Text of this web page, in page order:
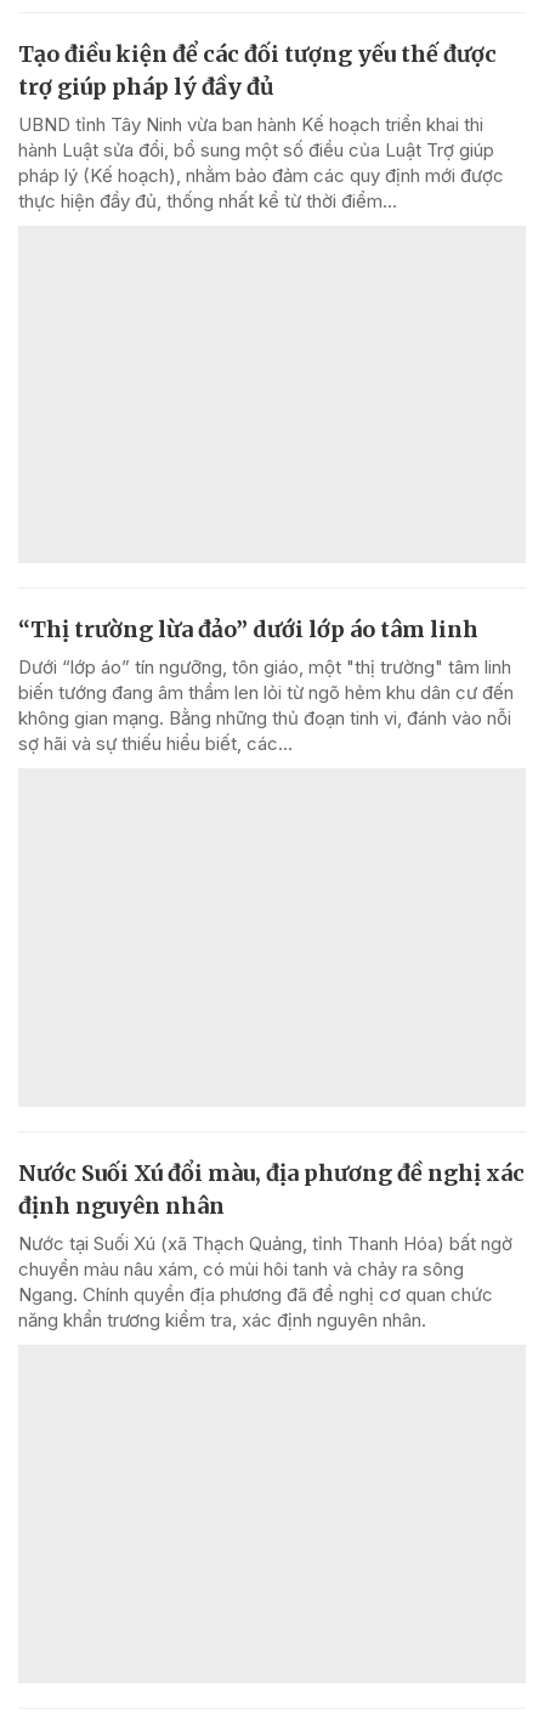
Tạo điều kiện để các đối tượng yếu thế được
trợ giúp pháp lý đầy đủ
UBND tỉnh Tây Ninh vừa ban hành Kế hoạch triển khai thi
hành Luật sửa đổi, bổ sung một số điều của Luật Trợ giúp
pháp lý (Kế hoạch), nhằm bảo đảm các quy định mới được
thực hiện đầy đủ, thống nhất kể từ thời điểm...
“Thị trường lừa đảo” dưới lớp áo tâm linh
Dưới “lớp áo” tín ngưỡng, tôn giáo, một "thị trường" tâm linh
biến tướng đang âm thầm len lỏi từ ngõ hẻm khu dân cư đến
không gian mạng. Bằng những thủ đoạn tinh vi, đánh vào nỗi
sợ hãi và sự thiếu hiểu biết, các...
Nước Suối Xú đổi màu, địa phương đề nghị xác
định nguyên nhân
Nước tại Suối Xú (xã Thạch Quảng, tỉnh Thanh Hóa) bất ngờ
chuyển màu nâu xám, có mùi hôi tanh và chảy ra sông
Ngang. Chính quyền địa phương đã đề nghị cơ quan chức
năng khẩn trương kiểm tra, xác định nguyên nhân.